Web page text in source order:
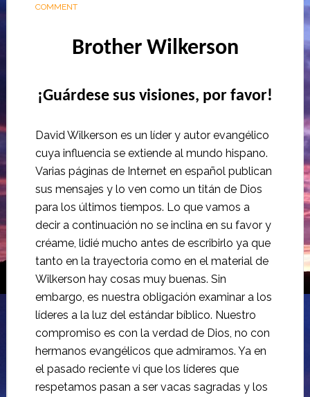
COMMENT
Brother Wilkerson
¡Guárdese sus visiones, por favor!
David Wilkerson es un líder y autor evangélico
cuya influencia se extiende al mundo hispano.
Varias páginas de Internet en español publican
sus mensajes y lo ven como un titán de Dios
para los últimos tiempos. Lo que vamos a
decir a continuación no se inclina en su favor y
créame, lidié mucho antes de escribirlo ya que
tanto en la trayectoria como en el material de
Wilkerson hay cosas muy buenas. Sin
embargo, es nuestra obligación examinar a los
líderes a la luz del estándar bíblico. Nuestro
compromiso es con la verdad de Dios, no con
hermanos evangélicos que admiramos. Ya en
el pasado reciente vi que los líderes que
respetamos pasan a ser vacas sagradas y los